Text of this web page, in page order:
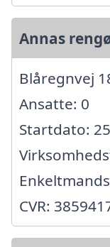
Annas
Blåregnvej
Ansatte: 0
Startdato:
CVR: